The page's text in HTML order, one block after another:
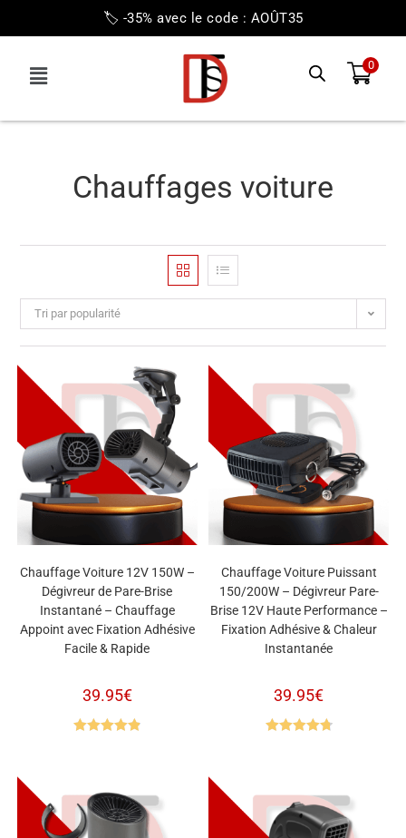
🏷️ -35% avec le code : AOÛT35
0
Chauffages voiture
Tri par popularité
Chauffage Voiture 12V 150W –
Dégivreur de Pare-Brise
Instantané – Chauffage
Appoint avec Fixation Adhésive
Facile & Rapide
39.95€
Chauffage Voiture Puissant
150/200W – Dégivreur Pare-
Brise 12V Haute Performance –
Fixation Adhésive & Chaleur
Instantanée
39.95€